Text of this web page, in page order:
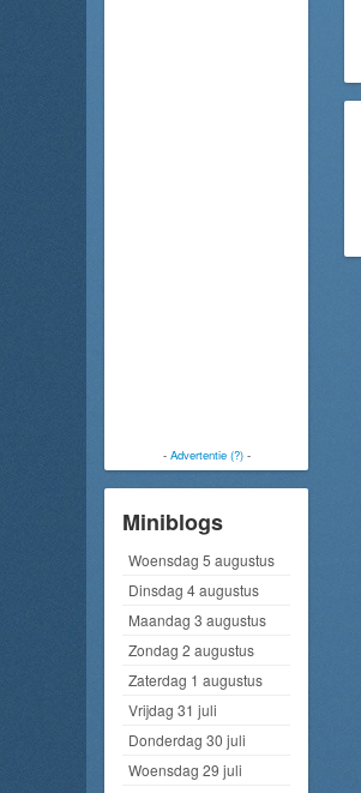
- Advertentie (?)-
Miniblogs
Woensdag 5 augustus
Dinsdag 4 augustus
Maandag 3 augustus
Zondag 2 augustus
Zaterdag 1 augustus
Vrijdag 31 juli
Donderdag 30 juli
Woensdag 29 juli